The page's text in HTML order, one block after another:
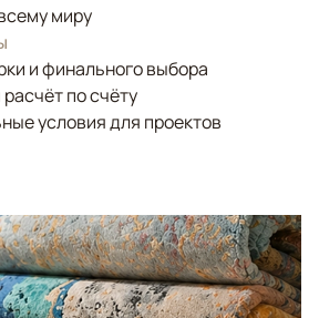
миру
и финального выбора
по счёту
условия для проектов